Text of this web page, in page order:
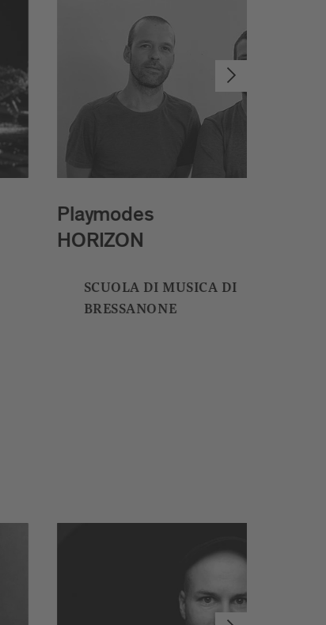
Studio McGuire
Sirens
HOTEL JAROLIM, PISCINA